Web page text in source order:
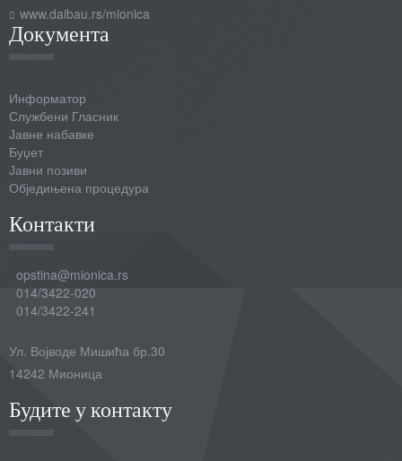
www.daibau.rs/mionica
Документа
Информатор
Службени Гласник
Јавне набавке
Буџет
Јавни позиви
Обједињена процедура
Контакти
opstina@mionica.rs
014/3422-020
014/3422-241
Ул. Војводе Мишића бр.30
14242 Мионица
Будите у контакту